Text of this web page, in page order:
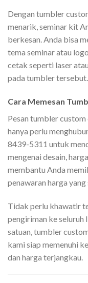
Dengan tumbler
menarik, seminar kit
berkesan. Anda bisa
tema seminar atau
cetak seperti laser
pada tumbler tersebut.
Cara Memesan
Pesan tumbler
hanya perlu
8439-5311 untuk
mengenai desain,
membantu Anda
penawaran harga
Tidak perlu khawatir
pengiriman ke seluruh
satuan, tumbler
kami siap memenuhi
dan harga terjangkau.